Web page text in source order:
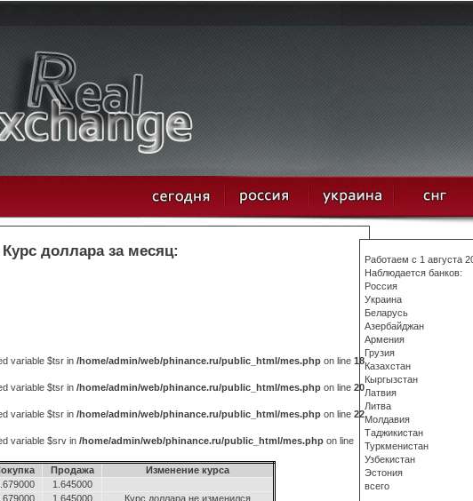
Курс доллара за месяц:
variable $tsr in /home/admin/web/phinance.ru/public_html/mes.php on line 18
variable $tsr in /home/admin/web/phinance.ru/public_html/mes.php on line 20
variable $tsr in /home/admin/web/phinance.ru/public_html/mes.php on line 22
variable $srv in /home/admin/web/phinance.ru/public_html/mes.php on line
Продажа
Изменение курса
1.645000
1.645000
Курс доллара не изменился
Работаем с 1 августа
Наблюдается банков:
Россия
Украина
Беларусь
Азербайджан
Армения
Грузия
Казахстан
Кыргызстан
Латвия
Литва
Молдавия
Таджикистан
Туркменистан
Узбекистан
Эстония
всего